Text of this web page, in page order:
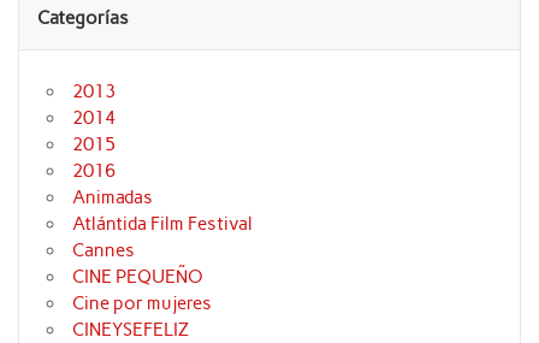
Categorías
2013
2014
2015
2016
Animadas
Atlántida Film Festival
Cannes
CINE PEQUEÑO
Cine por mujeres
CINEYSEFELIZ